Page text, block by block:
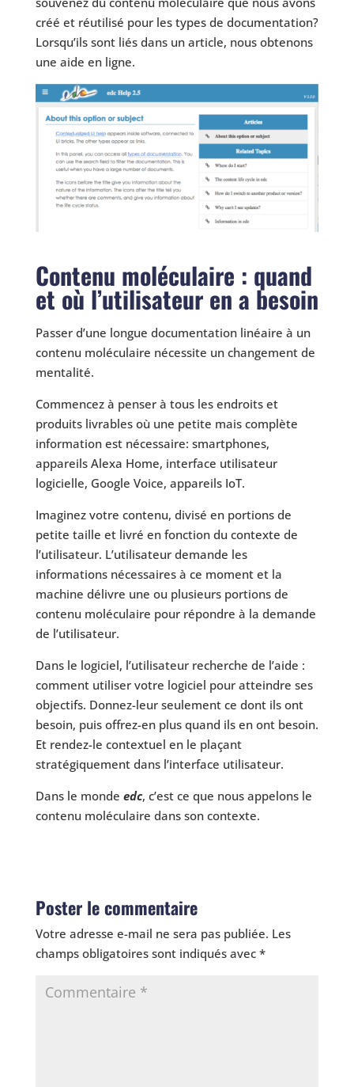
créé et réutilisé pour les types de documentation?
Lorsqu’ils sont liés dans un article, nous obtenons
une aide en ligne.
Contenu moléculaire : quand
et où l’utilisateur en a besoin
Passer d’une longue documentation linéaire à un
contenu moléculaire nécessite un changement de
mentalité.
Commencez à penser à tous les endroits et
produits livrables où une petite mais complète
information est nécessaire: smartphones,
appareils Alexa Home, interface utilisateur
logicielle, Google Voice, appareils IoT.
Imaginez votre contenu, divisé en portions de
petite taille et livré en fonction du contexte de
l’utilisateur. L’utilisateur demande les
informations nécessaires à ce moment et la
machine délivre une ou plusieurs portions de
contenu moléculaire pour répondre à la demande
de l’utilisateur.
Dans le logiciel, l’utilisateur recherche de l’aide :
comment utiliser votre logiciel pour atteindre ses
objectifs. Donnez-leur seulement ce dont ils ont
besoin, puis offrez-en plus quand ils en ont besoin.
Et rendez-le contextuel en le plaçant
stratégiquement dans l’interface utilisateur.
Dans le monde edc, c’est ce que nous appelons le
contenu moléculaire dans son contexte.
Poster le commentaire
Votre adresse e-mail ne sera pas publiée. Les
champs obligatoires sont indiqués avec *